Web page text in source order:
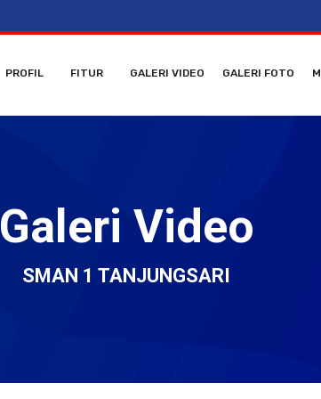
PROFIL FITUR GALERI VIDEO GALERI FOTO
Galeri Video
SMAN 1 TANJUNGSARI